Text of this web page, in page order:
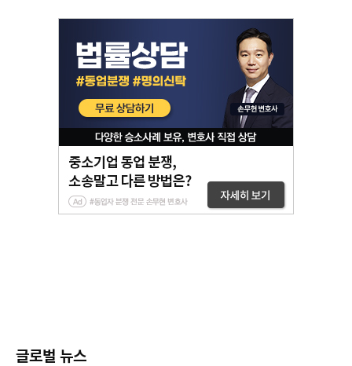
글로벌 뉴스